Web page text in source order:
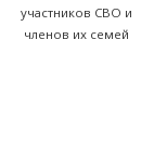
участников СВО и
членов их семей